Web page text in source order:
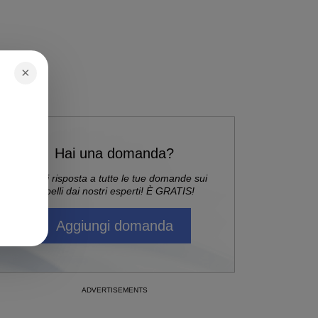
Hai una domanda?
Ricevi risposta a tutte le tue domande sui
capelli dai nostri esperti! È GRATIS!
Aggiungi domanda
×